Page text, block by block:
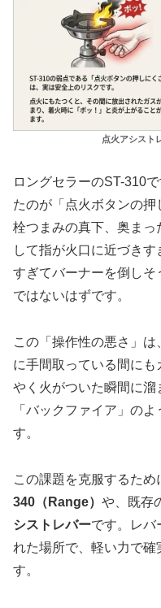
点火アシスト
ロングセラーのST-310
たのが「点火ボタンの
栓つまみの真下、奥まっ
して指が火口に近づき
すぎてバーナーを倒し
ではないはずです。
この「操作性の悪さ」
に手間取っている間にも
やく火がついた瞬間に溜
「バックファイア」の
す。
この課題を克服するた
340（Range） や、既存
シストレバーです。レバ
れた場所で、軽い力で確
す。